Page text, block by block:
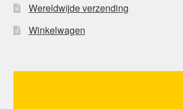
Wereldwijde verzending
Winkelwagen